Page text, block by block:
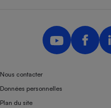
Nous contacter
Données personnelles
Plan du site